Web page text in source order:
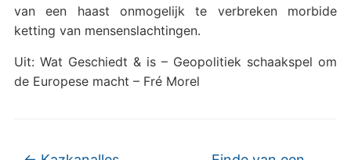
van een haast onmogelijk te verbreken morbide
ketting van mensenslachtingen.
Uit: Wat Geschiedt & is – Geopolitiek schaakspel om
de Europese macht – Fré Morel